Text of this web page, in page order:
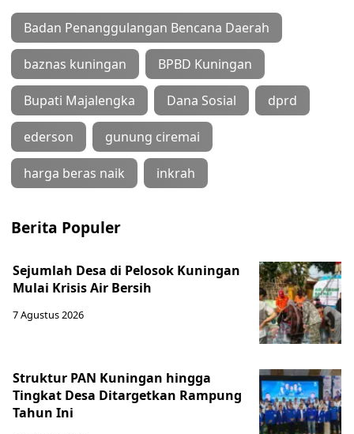
Badan Penanggulangan Bencana Daerah
baznas kuningan BPBD Kuningan
Bupati Majalengka Dana Sosial dprd
ederson gunung ciremai
harga beras naik inkrah
Berita Populer
Sejumlah Desa di Pelosok Kuningan
Mulai Krisis Air Bersih
7 Agustus 2026
Struktur PAN Kuningan hingga
Tingkat Desa Ditargetkan Rampung
Tahun Ini